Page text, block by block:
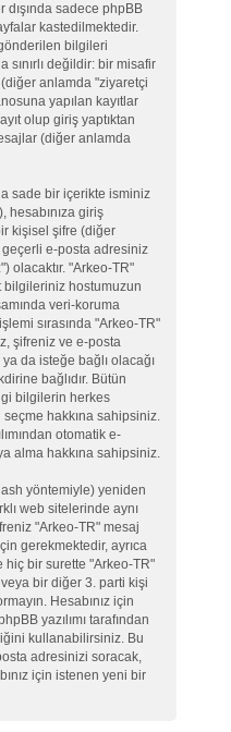
sadece phpBB
kastedilmektedir.
bilgileri
değildir: bir misafir
(diğer anlamda "ziyaretçi
yapılan kayıtlar
olup giriş yaptıktan
(diğer anlamda
sade bir içerikte isminiz
hesabınıza giriş
kişisel şifre (diğer
e-posta adresiniz
olacaktır. "Arkeo-TR"
bilgileriniz hostumuzun
veri-koruma
sırasında "Arkeo-TR"
şifreniz ve e-posta
da isteğe bağlı olacağı
bağlıdır. Bütün
bilgilerin herkes
hakkına sahipsiniz.
otomatik e-
alma hakkına sahipsiniz.
yöntemiyle) yeniden
web sitelerinde aynı
"Arkeo-TR" mesaj
gerekmektedir, ayrıca
hiç bir surette "Arkeo-TR"
bir diğer 3. parti kişi
Hesabınız için
yazılımı tarafından
kullanabilirsiniz. Bu
adresinizi soracak,
için istenen yeni bir